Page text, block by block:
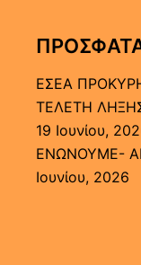
ΕΣΕΑ
ΤΕΛΕΤΗ
19 Ιουνίου,
ΕΝΩΝΟΥΜΕ-
Ιουνίου, 2026